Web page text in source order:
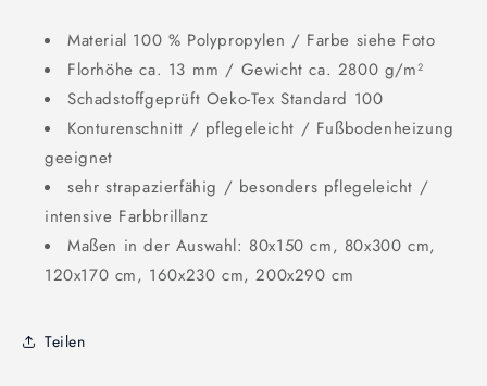
Material 100 % Polypropylen / Farbe siehe Foto
Florhöhe ca. 13 mm / Gewicht ca. 2800 g/m²
Schadstoffgeprüft Oeko-Tex Standard 100
Konturenschnitt / pflegeleicht / Fußbodenheizung
geeignet
sehr strapazierfähig / besonders pflegeleicht /
intensive Farbbrillanz
Maßen in der Auswahl: 80x150 cm, 80x300 cm,
120x170 cm, 160x230 cm, 200x290 cm
Teilen